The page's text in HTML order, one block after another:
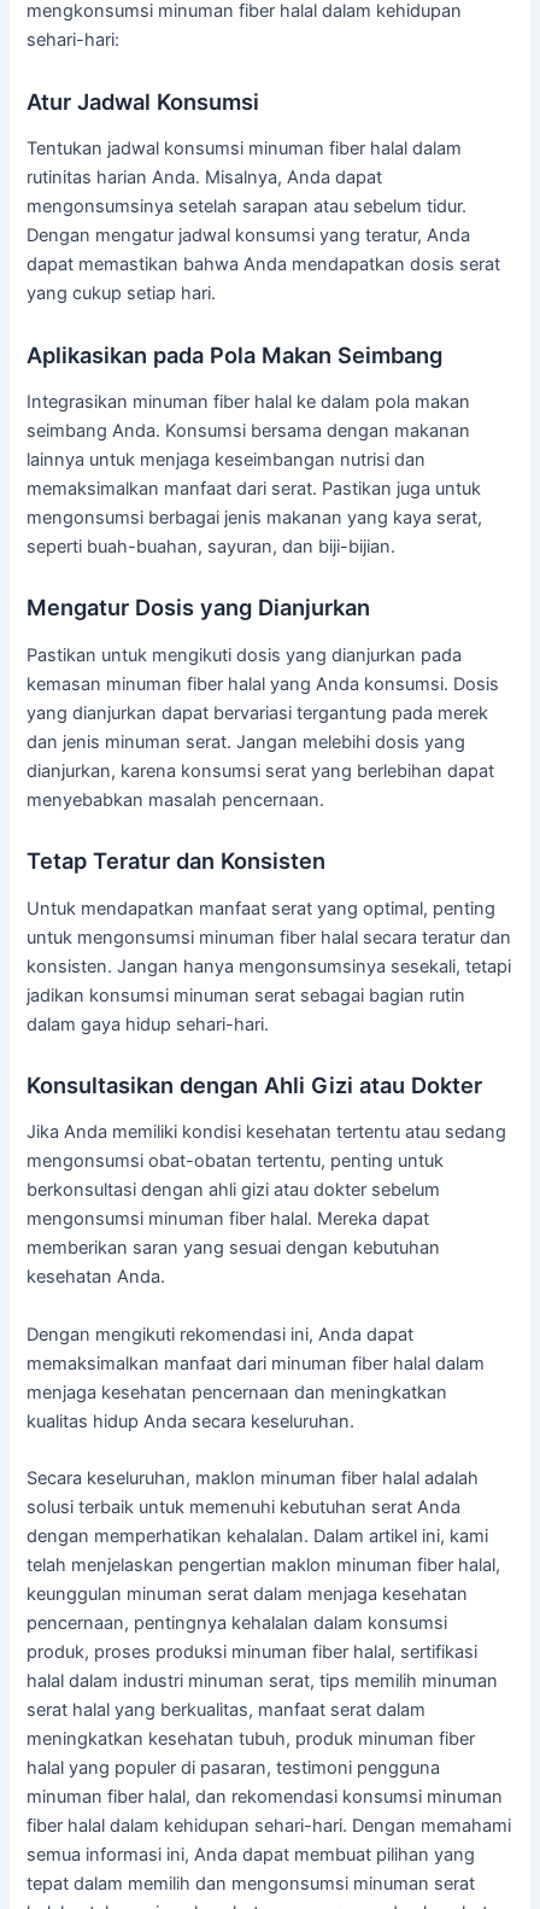
mengkonsumsi minuman fiber halal dalam kehidupan
sehari-hari:
Atur Jadwal Konsumsi
Tentukan jadwal konsumsi minuman fiber halal dalam
rutinitas harian Anda. Misalnya, Anda dapat
mengonsumsinya setelah sarapan atau sebelum tidur.
Dengan mengatur jadwal konsumsi yang teratur, Anda
dapat memastikan bahwa Anda mendapatkan dosis serat
yang cukup setiap hari.
Aplikasikan pada Pola Makan Seimbang
Integrasikan minuman fiber halal ke dalam pola makan
seimbang Anda. Konsumsi bersama dengan makanan
lainnya untuk menjaga keseimbangan nutrisi dan
memaksimalkan manfaat dari serat. Pastikan juga untuk
mengonsumsi berbagai jenis makanan yang kaya serat,
seperti buah-buahan, sayuran, dan biji-bijian.
Mengatur Dosis yang Dianjurkan
Pastikan untuk mengikuti dosis yang dianjurkan pada
kemasan minuman fiber halal yang Anda konsumsi. Dosis
yang dianjurkan dapat bervariasi tergantung pada merek
dan jenis minuman serat. Jangan melebihi dosis yang
dianjurkan, karena konsumsi serat yang berlebihan dapat
menyebabkan masalah pencernaan.
Tetap Teratur dan Konsisten
Untuk mendapatkan manfaat serat yang optimal, penting
untuk mengonsumsi minuman fiber halal secara teratur dan
konsisten. Jangan hanya mengonsumsinya sesekali, tetapi
jadikan konsumsi minuman serat sebagai bagian rutin
dalam gaya hidup sehari-hari.
Konsultasikan dengan Ahli Gizi atau Dokter
Jika Anda memiliki kondisi kesehatan tertentu atau sedang
mengonsumsi obat-obatan tertentu, penting untuk
berkonsultasi dengan ahli gizi atau dokter sebelum
mengonsumsi minuman fiber halal. Mereka dapat
memberikan saran yang sesuai dengan kebutuhan
kesehatan Anda.
Dengan mengikuti rekomendasi ini, Anda dapat
memaksimalkan manfaat dari minuman fiber halal dalam
menjaga kesehatan pencernaan dan meningkatkan
kualitas hidup Anda secara keseluruhan.
Secara keseluruhan, maklon minuman fiber halal adalah
solusi terbaik untuk memenuhi kebutuhan serat Anda
dengan memperhatikan kehalalan. Dalam artikel ini, kami
telah menjelaskan pengertian maklon minuman fiber halal,
keunggulan minuman serat dalam menjaga kesehatan
pencernaan, pentingnya kehalalan dalam konsumsi
produk, proses produksi minuman fiber halal, sertifikasi
halal dalam industri minuman serat, tips memilih minuman
serat halal yang berkualitas, manfaat serat dalam
meningkatkan kesehatan tubuh, produk minuman fiber
halal yang populer di pasaran, testimoni pengguna
minuman fiber halal, dan rekomendasi konsumsi minuman
fiber halal dalam kehidupan sehari-hari. Dengan memahami
semua informasi ini, Anda dapat membuat pilihan yang
tepat dalam memilih dan mengonsumsi minuman serat